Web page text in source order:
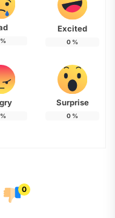
%
Excited
0 %
%
Surprise
0 %
0